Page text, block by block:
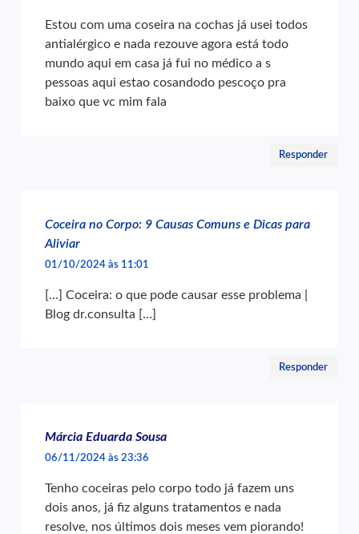
Estou com uma coseira na cochas já usei todos
antialérgico e nada rezouve agora está todo
mundo aqui em casa já fui no médico a s
pessoas aqui estao cosandodo pescoço pra
baixo que vc mim fala
Responder
Coceira no Corpo: 9 Causas Comuns e Dicas para
Aliviar
01/10/2024 às 11:01
[…] Coceira: o que pode causar esse problema |
Blog dr.consulta […]
Responder
Márcia Eduarda Sousa
06/11/2024 às 23:36
Tenho coceiras pelo corpo todo já fazem uns
dois anos, já fiz alguns tratamentos e nada
resolve, nos últimos dois meses vem piorando!